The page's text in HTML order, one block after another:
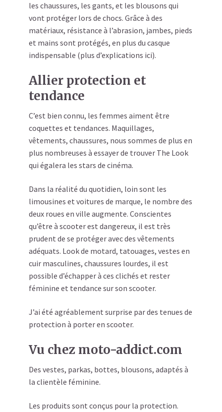
les chaussures, les gants, et les blousons qui
vont protéger lors de chocs. Grâce à des
matériaux, résistance à l’abrasion, jambes, pieds
et mains sont protégés, en plus du casque
indispensable (plus d’explications ici).
Allier protection et
tendance
C’est bien connu, les femmes aiment être
coquettes et tendances. Maquillages,
vêtements, chaussures, nous sommes de plus en
plus nombreuses à essayer de trouver The Look
qui égalera les stars de cinéma.
Dans la réalité du quotidien, loin sont les
limousines et voitures de marque, le nombre des
deux roues en ville augmente. Conscientes
qu’être à scooter est dangereux, il est très
prudent de se protéger avec des vêtements
adéquats. Look de motard, tatouages, vestes en
cuir masculines, chaussures lourdes, il est
possible d’échapper à ces clichés et rester
féminine et tendance sur son scooter.
J’ai été agréablement surprise par des tenues de
protection à porter en scooter.
Vu chez moto-addict.com
Des vestes, parkas, bottes, blousons, adaptés à
la clientèle féminine.
Les produits sont conçus pour la protection.